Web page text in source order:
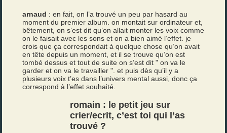
arnaud : en fait, on l’a trouvé un peu par hasard au
moment du premier album. on montait sur ordinateur et,
bêtement, on s’est dit qu’on allait monter les voix comme
on le faisait avec les sons et on a bien aimé l’effet. je
crois que ça correspondait à quelque chose qu’on avait
en tête depuis un moment, et il se trouve qu’on est
tombé dessus et tout de suite on s’est dit " on va le
garder et on va le travailler ". et puis dès qu’il y a
plusieurs voix t’es dans l’univers mental aussi, donc ça
correspond à l’effet souhaité.
romain : le petit jeu sur
crier/ecrit, c’est toi qui l’as
trouvé ?